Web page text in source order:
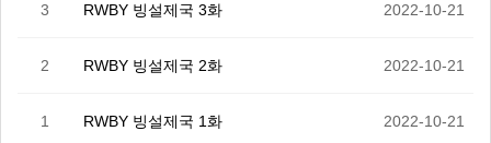
3 RWBY 빙설제국 3화 2022-10-21
2 RWBY 빙설제국 2화 2022-10-21
1 RWBY 빙설제국 1화 2022-10-21